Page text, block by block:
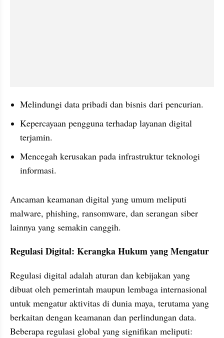
Melindungi data pribadi dan bisnis dari pencurian.
Kepercayaan pengguna terhadap layanan digital
terjamin.
Mencegah kerusakan pada infrastruktur teknologi
informasi.
Ancaman keamanan digital yang umum meliputi
malware, phishing, ransomware, dan serangan siber
lainnya yang semakin canggih.
Regulasi Digital: Kerangka Hukum yang Mengatur
Regulasi digital adalah aturan dan kebijakan yang
dibuat oleh pemerintah maupun lembaga internasional
untuk mengatur aktivitas di dunia maya, terutama yang
berkaitan dengan keamanan dan perlindungan data.
Beberapa regulasi global yang signifikan meliputi: